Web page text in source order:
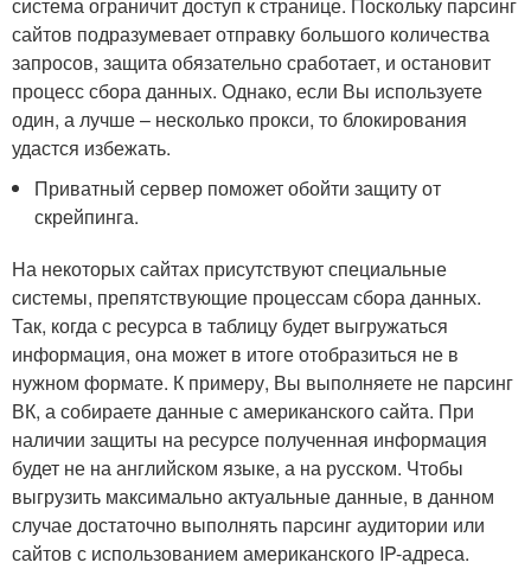
сайтов подразумевает отправку большого количества
запросов, защита обязательно сработает, и остановит
процесс сбора данных. Однако, если Вы используете
один, а лучше – несколько прокси, то блокирования
удастся избежать.
Приватный сервер поможет обойти защиту от
скрейпинга.
На некоторых сайтах присутствуют специальные
системы, препятствующие процессам сбора данных.
Так, когда с ресурса в таблицу будет выгружаться
информация, она может в итоге отобразиться не в
нужном формате. К примеру, Вы выполняете не парсинг
ВК, а собираете данные с американского сайта. При
наличии защиты на ресурсе полученная информация
будет не на английском языке, а на русском. Чтобы
выгрузить максимально актуальные данные, в данном
случае достаточно выполнять парсинг аудитории или
сайтов с использованием американского IP-адреса.